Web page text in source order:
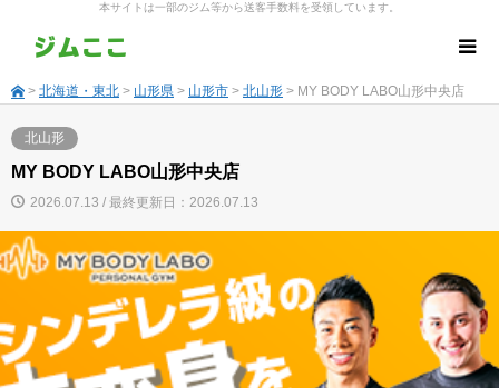
本サイトは一部のジム等から送客手数料を受領しています。
> 北海道・東北 > 山形県 > 山形市 > 北山形 > MY BODY LABO山形中央店
北山形
MY BODY LABO山形中央店
2026.07.13 / 最終更新日：2026.07.13